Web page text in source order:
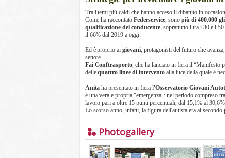
Tra i temi più caldi che hanno acceso il dibattito in
Come ha raccontato Federservice, sono più di 400.000
qualificazione del conducente, soprattutto i tra i 30 e i 50
il 66% dal 2019 a oggi.
Ed è proprio ai giovani, protagonisti del futuro che
settore.
Fai Conftrasporto, che ha lanciato in fiera il “Manifesto
delle quattro linee di intervento alla luce della quale è
Anita ha presentato in fiera l'Osservatorio Giovani
è una vera e propria "emergenza": nel periodo compreso
lavoro pari a oltre 15 punti percentuali, dal 15,1% al
Lo scorso anno, infatti, la figura dell'autista era al
Photogallery